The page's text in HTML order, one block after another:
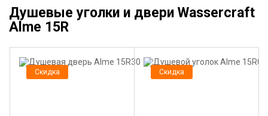
Душевые уголки и двери Wassercraft
Alme 15R
Скидка Скидка